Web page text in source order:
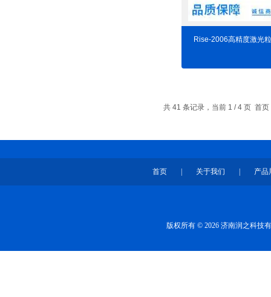
Rise-2006高精度激光
共 41 条记录，当前 1 / 4 页 首
首页 关于我们 产品
版权所有 © 2026 济南润之科技